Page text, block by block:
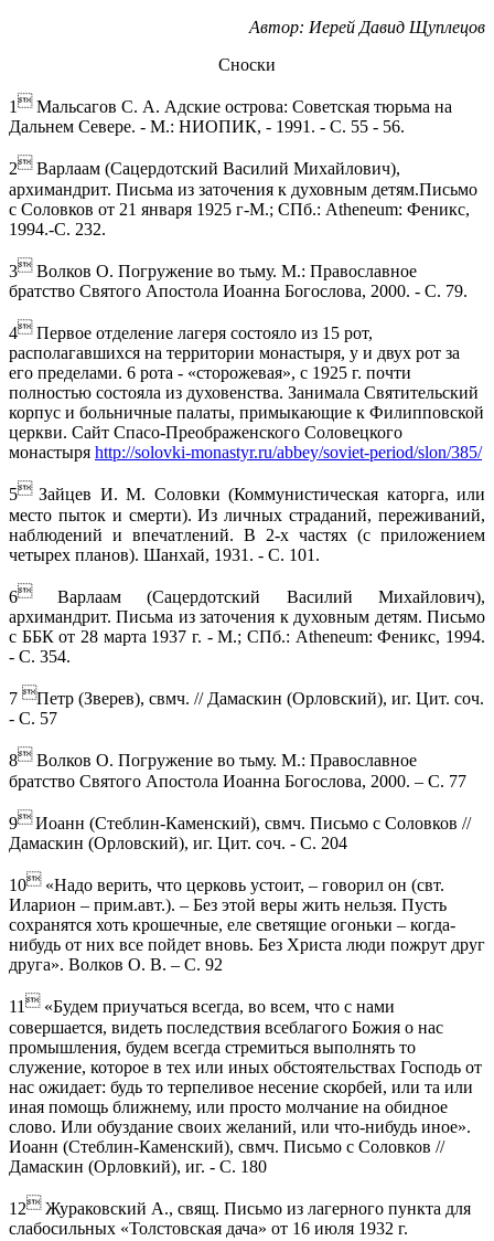
Автор: Иерей Давид Щуплецов
Сноски
1 Мальсагов С. А. Адские острова: Советская тюрьма на
Дальнем Севере. - М.: НИОПИК, - 1991. - С. 55 - 56.
2Варлаам (Сацердотский Василий Михайлович),
архимандрит. Письма из заточения к духовным детям.Письмо
с Соловков от 21 января 1925 г-М.; СПб.: Atheneum: Феникс,
1994.-С. 232.
3Волков О. Погружение во тьму. М.: Православное
братство Святого Апостола Иоанна Богослова, 2000. - С. 79.
4Первое отделение лагеря состояло из 15 рот,
располагавшихся на территории монастыря, у и двух рот за
его пределами. 6 рота - «сторожевая», с 1925 г. почти
полностью состояла из духовенства. Занимала Святительский
корпус и больничные палаты, примыкающие к Филипповской
церкви. Сайт Спасо-Преображенского Соловецкого
монастыря http://solovki-monastyr.ru/abbey/soviet-period/slon/385/
5 Зайцев И. М. Соловки (Коммунистическая каторга, или
место пыток и смерти). Из личных страданий, переживаний,
наблюдений и впечатлений. В 2-х частях (с приложением
четырех планов). Шанхай, 1931. - С. 101.
6 Варлаам (Сацердотский Василий Михайлович),
архимандрит. Письма из заточения к духовным детям. Письмо
с ББК от 28 марта 1937 г. - М.; СПб.: Atheneum: Феникс, 1994.
- С. 354.
7 Петр (Зверев), свмч. // Дамаскин (Орловский), иг. Цит. соч.
- С. 57
8Волков О. Погружение во тьму. М.: Православное
братство Святого Апостола Иоанна Богослова, 2000. – С. 77
9Иоанн (Стеблин-Каменский), свмч. Письмо с Соловков //
Дамаскин (Орловский), иг. Цит. соч. - С. 204
10«Надо верить, что церковь устоит, – говорил он (свт.
Иларион – прим.авт.). – Без этой веры жить нельзя. Пусть
сохранятся хоть крошечные, еле светящие огоньки – когда-
нибудь от них все пойдет вновь. Без Христа люди пожрут друг
друга». Волков О. В. – С. 92
11«Будем приучаться всегда, во всем, что с нами
совершается, видеть последствия всеблагого Божия о нас
промышления, будем всегда стремиться выполнять то
служение, которое в тех или иных обстоятельствах Господь от
нас ожидает: будь то терпеливое несение скорбей, или та или
иная помощь ближнему, или просто молчание на обидное
слово. Или обуздание своих желаний, или что-нибудь иное».
Иоанн (Стеблин-Каменский), свмч. Письмо с Соловков //
Дамаскин (Орловкий), иг. - С. 180
12Жураковский А., свящ. Письмо из лагерного пункта для
слабосильных «Толстовская дача» от 16 июля 1932 г.